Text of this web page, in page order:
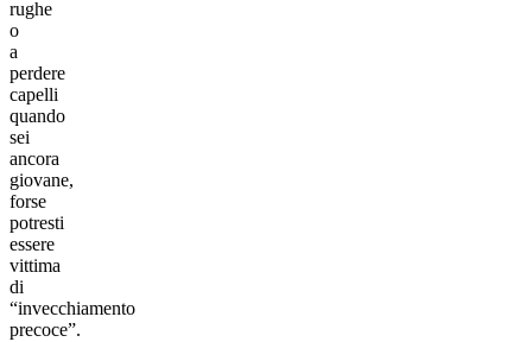
rughe
o
a
perdere
capelli
quando
sei
ancora
giovane,
forse
potresti
essere
vittima
di
“invecchiamento
precoce”.